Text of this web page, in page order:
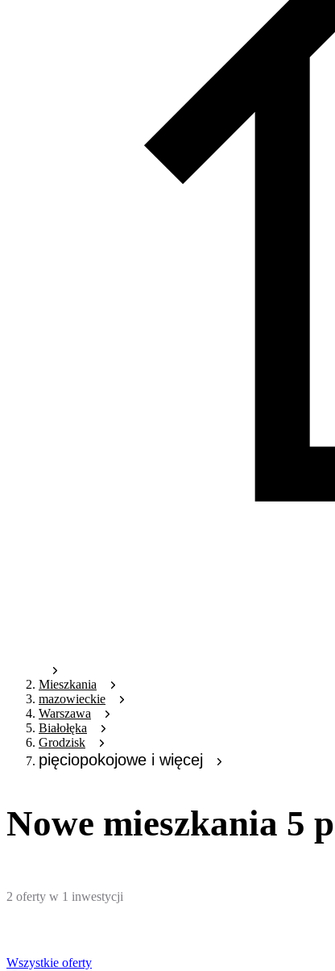
Mieszkania
mazowieckie
Warszawa
Białołęka
Grodzisk
pięciopokojowe i więcej
Nowe mieszkania 5
2 oferty w 1 inwestycji
Wszystkie oferty